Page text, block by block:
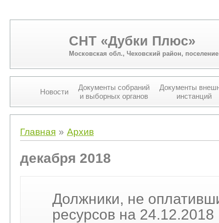
СНТ «Дубки Плюс»
Московская обл., Чеховский район,
Новости
Документы собраний
и выборных органов
Документы
инстанций
Вы здесь
Главная » Архив
декабря 2018
Должники, не
ресурсов на 24.12.2018